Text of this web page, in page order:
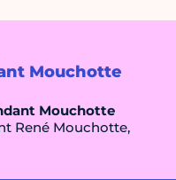
Mouchotte
Mouchotte
René Mouchotte,